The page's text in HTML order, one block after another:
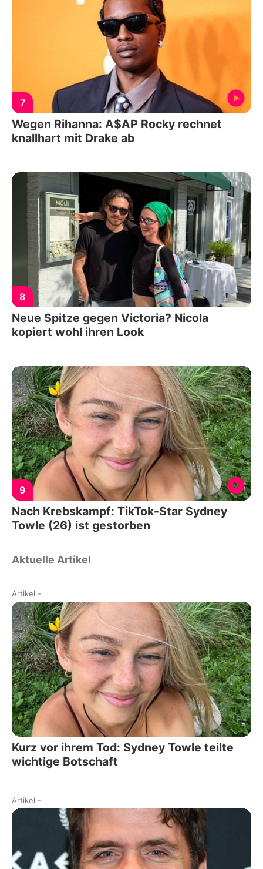
7
Wegen Rihanna: A$AP Rocky rechnet
knallhart mit Drake ab
8
Neue Spitze gegen Victoria? Nicola
kopiert wohl ihren Look
9
Nach Krebskampf: TikTok-Star Sydney
Towle (26) ist gestorben
Aktuelle Artikel
Artikel -
Kurz vor ihrem Tod: Sydney Towle teilte
wichtige Botschaft
Artikel -